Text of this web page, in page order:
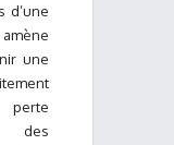
d’une
une
des